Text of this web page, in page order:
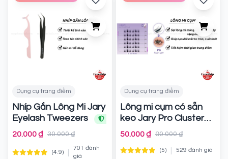
Dụng cụ trang điểm
Nhíp Gắn Lông Mi Jary
Eyelash Tweezers
Chính hãng
20.000 ₫ 30.000 ₫
(4.9)
701 đánh
giá
Dụng cụ trang điểm
Lông mi cụm có sẵn
keo Jary Pro Cluster
Lashes - P3 Mắt ướt
50.000 ₫ 90.000 ₫
(5) 529 đánh giá